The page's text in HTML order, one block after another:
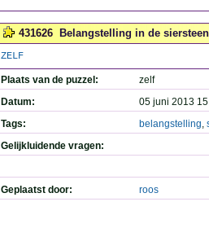
431626 Belangstelling in de
ZELF
Plaats van de puzzel:
zelf
Datum:
05 juni 2013
Tags:
belangstelling,
Gelijkluidende vragen:
Geplaatst door: roos